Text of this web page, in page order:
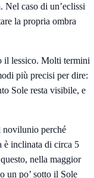
Nel caso di un’eclissi
la propria ombra
il lessico. Molti termini
più precisi per dire:
Sole resta visibile, e
novilunio perché
è inclinata di circa 5
nella maggior
un po’ sotto il Sole